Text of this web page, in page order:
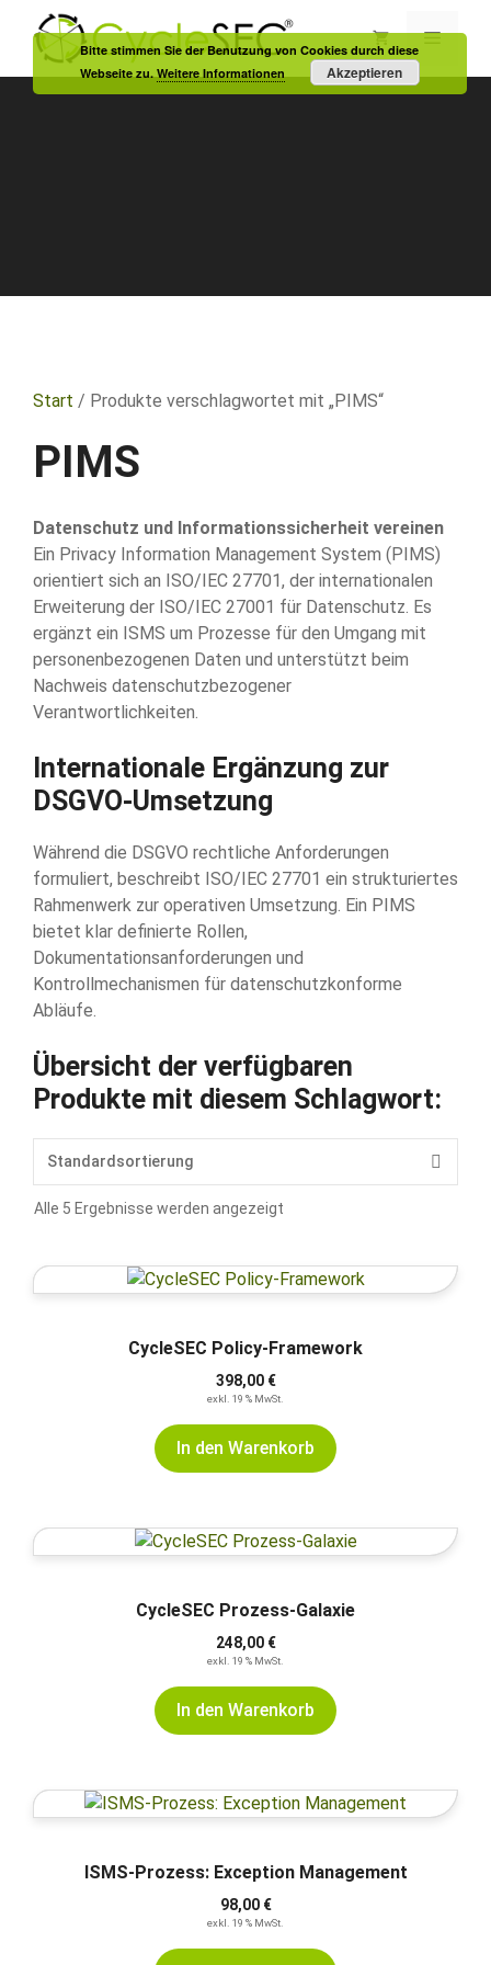
Inhalt
springen
Menü
Start / Produkte verschlagwortet mit „PIMS“
PIMS
Datenschutz und Informationssicherheit vereinen
Ein Privacy Information Management System (PIMS)
orientiert sich an ISO/IEC 27701, der internationalen
Erweiterung der ISO/IEC 27001 für Datenschutz. Es
ergänzt ein ISMS um Prozesse für den Umgang mit
personenbezogenen Daten und unterstützt beim
Nachweis datenschutzbezogener
Verantwortlichkeiten.
Internationale Ergänzung zur
DSGVO-Umsetzung
Während die DSGVO rechtliche Anforderungen
formuliert, beschreibt ISO/IEC 27701 ein strukturiertes
Rahmenwerk zur operativen Umsetzung. Ein PIMS
bietet klar definierte Rollen,
Dokumentationsanforderungen und
Kontrollmechanismen für datenschutzkonforme
Abläufe.
Übersicht der verfügbaren
Produkte mit diesem Schlagwort:
Alle 5 Ergebnisse werden angezeigt
CycleSEC Policy-Framework
398,00 €
exkl. 19 % MwSt.
In den Warenkorb
CycleSEC Prozess-Galaxie
248,00 €
exkl. 19 % MwSt.
In den Warenkorb
ISMS-Prozess: Exception Management
98,00 €
exkl. 19 % MwSt.
Bitte stimmen Sie der Benutzung von Cookies durch diese
Webseite zu.Weitere Informationen Akzeptieren